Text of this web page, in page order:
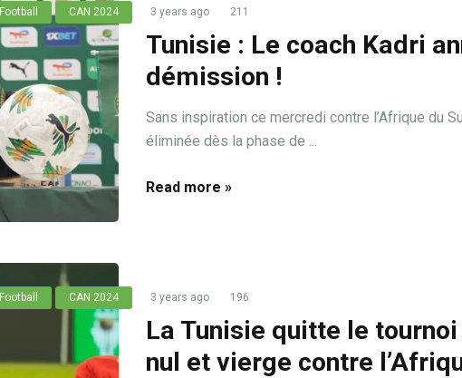
Football CAN 2024 3 years ago 211
Tunisie : Le coach Kadri
démission !
Sans inspiration ce mercredi contre l’Afrique du
éliminée dès la phase de ...
Read more »
Football CAN 2024 3 years ago 196
La Tunisie quitte le
nul et vierge contre